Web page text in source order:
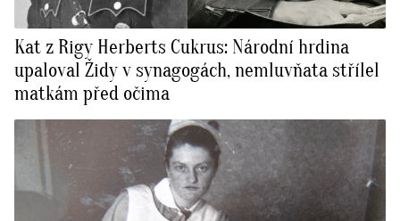
Kat z Rigy Herberts Cukrus: Národní hrdina
upaloval Židy v synagogách, nemluvňata střílel
matkám před očima